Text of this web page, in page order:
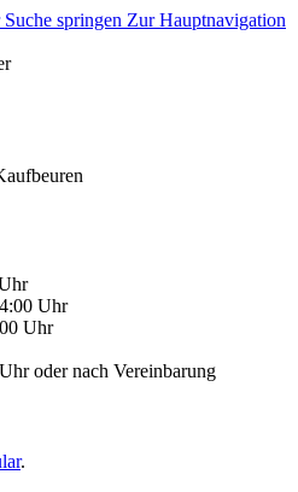
springen Zur Hauptnavigation
Uhr
Uhr
oder nach Vereinbarung
.